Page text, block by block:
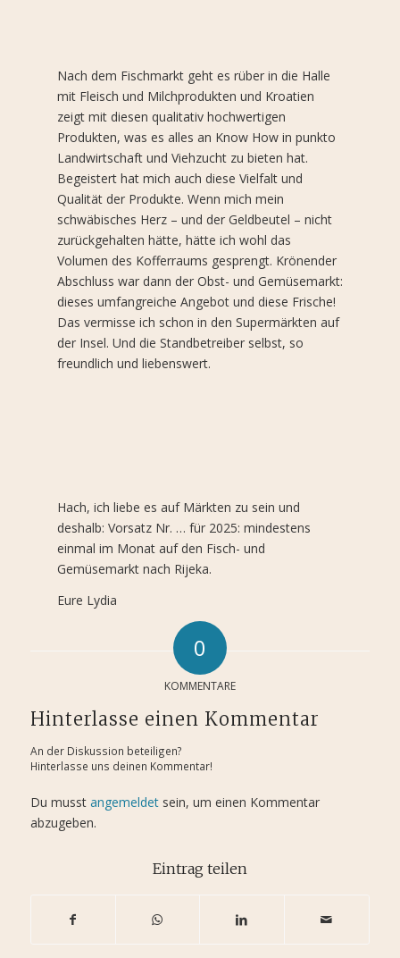
Nach dem Fischmarkt geht es rüber in die Halle
mit Fleisch und Milchprodukten und Kroatien
zeigt mit diesen qualitativ hochwertigen
Produkten, was es alles an Know How in punkto
Landwirtschaft und Viehzucht zu bieten hat.
Begeistert hat mich auch diese Vielfalt und
Qualität der Produkte. Wenn mich mein
schwäbisches Herz – und der Geldbeutel – nicht
zurückgehalten hätte, hätte ich wohl das
Volumen des Kofferraums gesprengt. Krönender
Abschluss war dann der Obst- und Gemüsemarkt:
dieses umfangreiche Angebot und diese Frische!
Das vermisse ich schon in den Supermärkten auf
der Insel. Und die Standbetreiber selbst, so
freundlich und liebenswert.
Hach, ich liebe es auf Märkten zu sein und
deshalb: Vorsatz Nr. … für 2025: mindestens
einmal im Monat auf den Fisch- und
Gemüsemarkt nach Rijeka.
Eure Lydia
0
KOMMENTARE
Hinterlasse einen Kommentar
An der Diskussion beteiligen?
Hinterlasse uns deinen Kommentar!
Du musst angemeldetsein, um einen Kommentar
abzugeben.
Eintrag teilen